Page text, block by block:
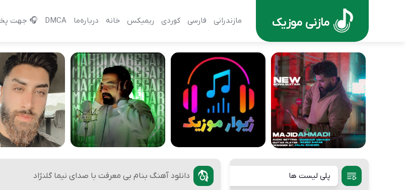
مازنی موزیک مازندرانی فارسی کوردی ریمیکس خانه درباره‌‌ما DMCA 🎧 جهت
دانلود آهنگ بنام بی معرفت با صدای نیما گلنژاد پلی لیست ها